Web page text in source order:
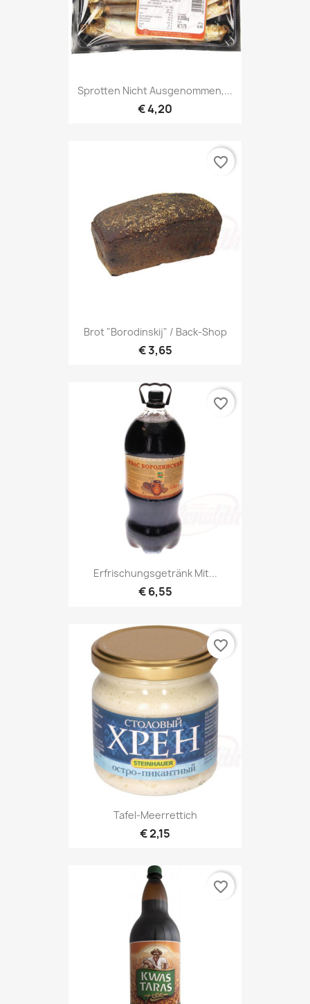
Sprotten Nicht Ausgenommen,...
€ 4,20
Brot "Borodinskij" / Back-Shop
€ 3,65
favorite_border
Erfrischungsgetränk Mit...
€ 6,55
favorite_border
Tafel-Meerrettich
€ 2,15
favorite_border
favorite_border